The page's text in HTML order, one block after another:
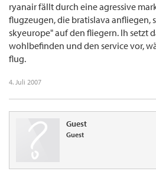
ryanair fällt durch eine agressive
flugzeugen, die bratislava anfliegen,
skyeurope" auf den fliegern. lh setzt
wohlbefinden und den service vor,
flug.
4. Juli 2007
Guest
Guest